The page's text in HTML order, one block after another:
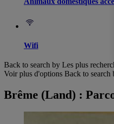
Wifi
Back to search by Les plus
Voir plus d'options Back to search
Brême (Land) :